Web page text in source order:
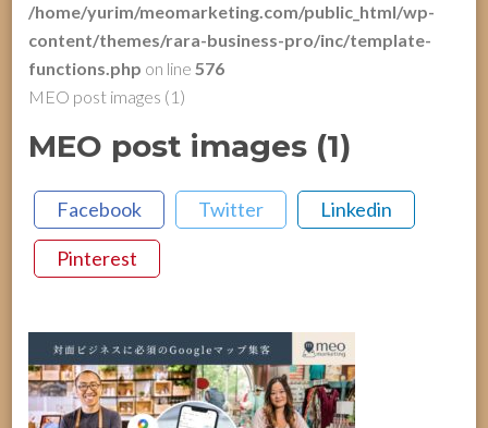
/home/yurim/meomarketing.com/public_html/wp-
content/themes/rara-business-pro/inc/template-
functions.php on line576
MEO post images (1)
MEO post images (1)
Facebook Twitter Linkedin
Pinterest